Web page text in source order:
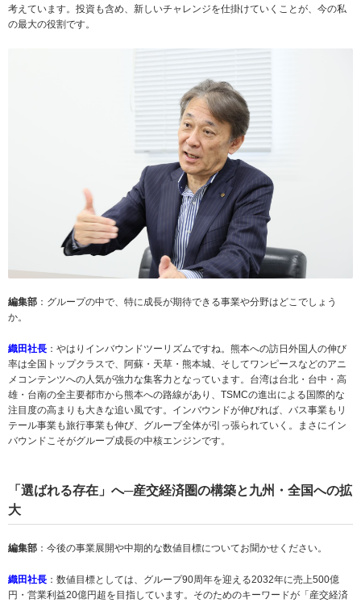
考えています。投資も含め、新しいチャレンジを仕掛けていくことが、今の私
の最大の役割です。
編集部 ：グループの中で、特に成長が期待できる事業や分野はどこでしょう
か。
織田社長 ：やはりインバウンドツーリズムですね。熊本への訪日外国人の伸び
率は全国トップクラスで、阿蘇・天草・熊本城、そしてワンピースなどのアニ
メコンテンツへの人気が強力な集客力となっています。台湾は台北・台中・高
雄・台南の全主要都市から熊本への路線があり、TSMCの進出による国際的な
注目度の高まりも大きな追い風です。インバウンドが伸びれば、バス事業もリ
テール事業も旅行事業も伸び、グループ全体が引っ張られていく。まさにイン
バウンドこそがグループ成長の中核エンジンです。
「選ばれる存在」へ─産交経済圏の構築と九州・全国への拡
大
編集部 ：今後の事業展開や中期的な数値目標についてお聞かせください。
織田社長 ：数値目標としては、グループ90周年を迎える2032年に売上500億
円・営業利益20億円超を目指しています。そのためのキーワードが「産交経済